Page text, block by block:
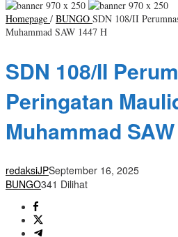
Homepage / BUNGO SDN 108/II
Muhammad SAW 1447 H
SDN 108/II
Peringatan
Muhammad
redaksiJPSeptember 16, 2025
BUNGO341 Dilihat